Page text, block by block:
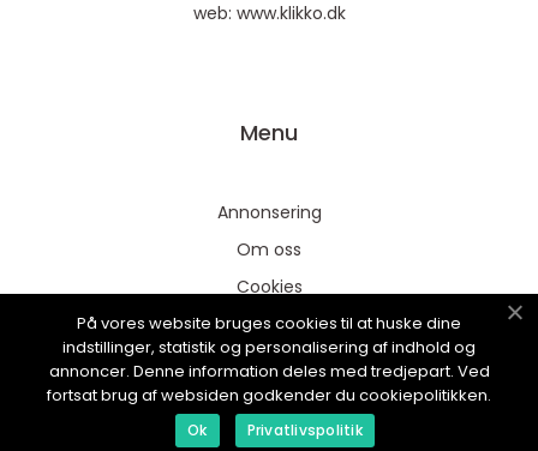
web: www.klikko.dk
Menu
Annonsering
Om oss
Cookies
Kontakta oss
Sitemap
På vores website bruges cookies til at huske dine
indstillinger, statistik og personalisering af indhold og
annoncer. Denne information deles med tredjepart. Ved
fortsat brug af websiden godkender du cookiepolitikken.
Ok Privatlivspolitik